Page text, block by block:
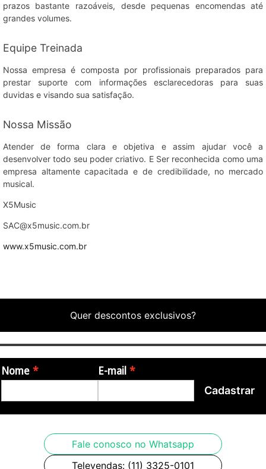
prazos bastante razoáveis, desde pequenas encomendas até
grandes volumes.
Equipe Treinada
Nossa empresa é composta por profissionais preparados para
prestar suporte com informações esclarecedoras para suas
duvidas e visando sua satisfação.
Nossa Missão
Atender de forma clara e objetiva e assim ajudar você a
desenvolver todo seu poder criativo. E Ser reconhecida como uma
empresa altamente capacitada e de credibilidade, no mercado
musical.
X5Music
SAC@x5music.com.br
www.x5music.com.br
Quer descontos exclusivos?
Nome E-mail
Cadastrar
Fale conosco no Whatsapp
Televendas: (11) 3325-0101